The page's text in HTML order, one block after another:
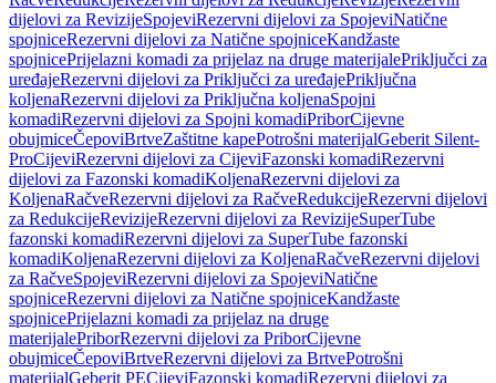
dijelovi za RevizijeSpojeviRezervni dijelovi za SpojeviNatične
spojniceRezervni dijelovi za Natične spojniceKandžaste
spojnicePrijelazni komadi za prijelaz na druge materijalePriključci za
uređajeRezervni dijelovi za Priključci za uređajePriključna
koljenaRezervni dijelovi za Priključna koljenaSpojni
komadiRezervni dijelovi za Spojni komadiPriborCijevne
obujmiceČepoviBrtveZaštitne kapePotrošni materijalGeberit Silent-
ProCijeviRezervni dijelovi za CijeviFazonski komadiRezervni
dijelovi za Fazonski komadiKoljenaRezervni dijelovi za
KoljenaRačveRezervni dijelovi za RačveRedukcijeRezervni dijelovi
za RedukcijeRevizijeRezervni dijelovi za RevizijeSuperTube
fazonski komadiRezervni dijelovi za SuperTube fazonski
komadiKoljenaRezervni dijelovi za KoljenaRačveRezervni dijelovi
za RačveSpojeviRezervni dijelovi za SpojeviNatične
spojniceRezervni dijelovi za Natične spojniceKandžaste
spojnicePrijelazni komadi za prijelaz na druge
materijalePriborRezervni dijelovi za PriborCijevne
obujmiceČepoviBrtveRezervni dijelovi za BrtvePotrošni
materijalGeberit PECijeviFazonski komadiRezervni dijelovi za